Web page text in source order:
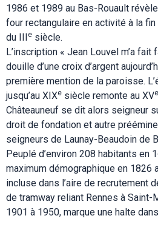
1986 et 1989 au Bas-Rouault
four rectangulaire en activité à la fin
du IIIe siècle.
L’inscription « Jean Louvel m’a fait
douille d’une croix d’argent
première mention de la paroisse.
jusqu’au XIXe siècle remonte au XVe
Châteauneuf se dit alors seigneur
droit de fondation et autre
seigneurs de Launay-Beaudoin de
Peuplé d’environ 208 habitants en
maximum démographique en 1826
incluse dans l’aire de recrutement
de tramway reliant Rennes à
1901 à 1950, marque une halte